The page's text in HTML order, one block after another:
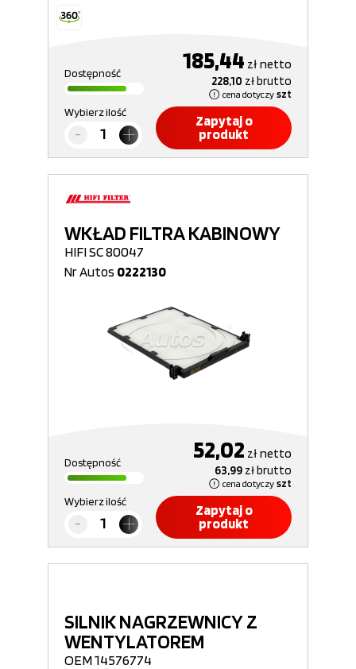
Dostępność 185,44 złnetto
228,10 złbrutto
cena dotyczy szt
Wybierz ilość
Zapytaj o
produkt
WKŁAD FILTRA KABINOWY
HIFI SC 80047
Nr Autos 0222130
Dostępność 52,02 złnetto
63,99 złbrutto
cena dotyczy szt
Wybierz ilość
Zapytaj o
produkt
SILNIK NAGRZEWNICY Z
WENTYLATOREM
OEM 14576774